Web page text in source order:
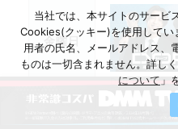
金曜日
DOPE 麻薬取
当社では、本サイトのサービ
Cookies(クッキー)を使用してい
用者の氏名、メールアドレス、
ものは一切含まれません。詳し
について 」